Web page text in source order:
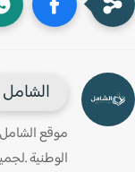
الشامل
موقع الشامل
الوطنية